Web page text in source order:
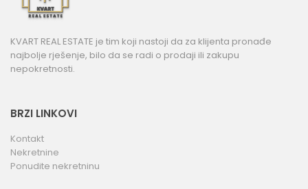
KVART REAL ESTATE je tim koji nastoji da za klijenta pronađe
najbolje rješenje, bilo da se radi o prodaji ili zakupu
nepokretnosti.
BRZI LINKOVI
Kontakt
Nekretnine
Ponudite nekretninu